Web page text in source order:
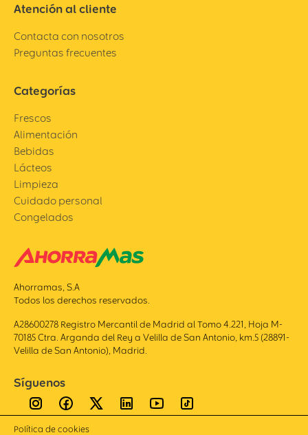
Atención al cliente
Contacta con nosotros
Preguntas frecuentes
Categorías
Frescos
Alimentación
Bebidas
Lácteos
Limpieza
Cuidado personal
Congelados
Ahorramas, S.A
Todos los derechos reservados.
A28600278 Registro Mercantil de Madrid al Tomo 4.221, Hoja M-
70185 Ctra. Arganda del Rey a Velilla de San Antonio, km.5 (28891-
Velilla de San Antonio), Madrid.
Síguenos
Política de cookies